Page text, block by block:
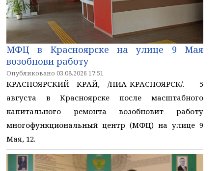
МФЦ в Красноярске на улице 9 Мая
возобнови работу
Опубликовано 03.08.2026 17:51
КРАСНОЯРСКИЙ КРАЙ, /НИА-КРАСНОЯРСК/. 5
августа в Красноярске после масштабного
капитального ремонта возобновит работу
многофункциональный центр (МФЦ) на улице 9
Мая, 12.